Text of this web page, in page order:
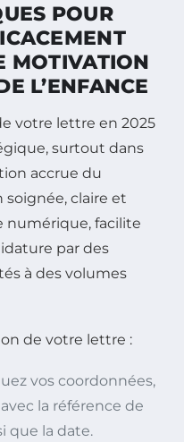
POUR
MOTIVATION
L’ENFANCE
votre lettre en 2025
surtout dans
accrue du
claire et
numérique, facilite
par des
à des volumes
de votre lettre :
vos coordonnées,
la référence de
que la date.